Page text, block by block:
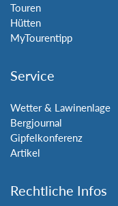
Touren
Hütten
MyTourentipp
Service
Wetter & Lawinenlage
Bergjournal
Gipfelkonferenz
Artikel
Rechtliche Infos